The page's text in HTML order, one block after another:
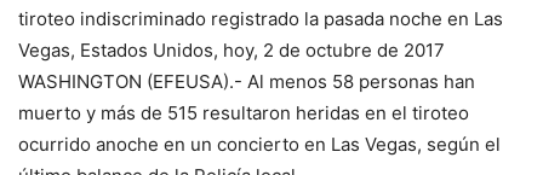
tiroteo indiscriminado registrado la pasada noche en Las
Vegas, Estados Unidos, hoy, 2 de octubre de 2017
WASHINGTON (EFEUSA).- Al menos 58 personas han
muerto y más de 515 resultaron heridas en el tiroteo
ocurrido anoche en un concierto en Las Vegas, según el